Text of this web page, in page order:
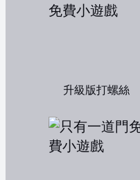
升級版打螺絲